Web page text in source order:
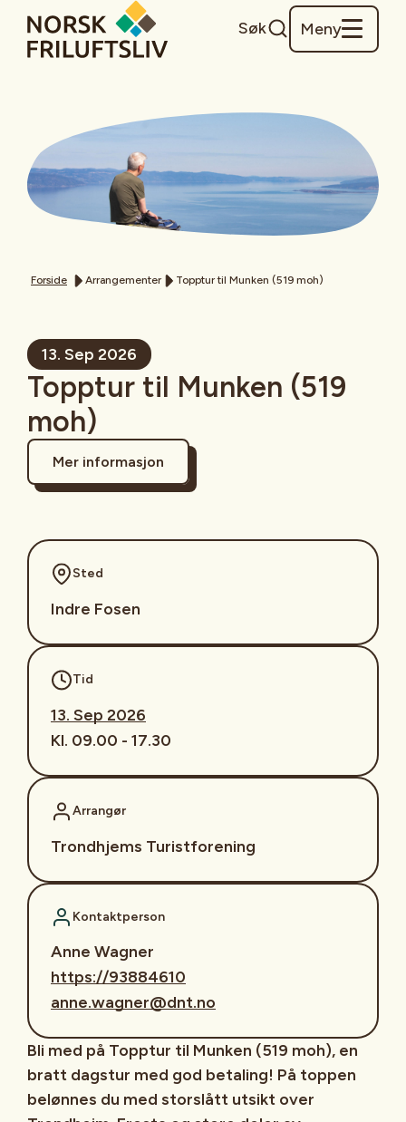
Søk Meny
Forside Arrangementer Topptur til Munken (519 moh)
13. Sep 2026
Topptur til Munken (519
moh)
Mer informasjon
Sted
Indre Fosen
Tid
13. Sep 2026
Kl. 09.00 - 17.30
Arrangør
Trondhjems Turistforening
Kontaktperson
Anne Wagner
https://93884610
anne.wagner@dnt.no
Bli med på Topptur til Munken (519 moh), en
bratt dagstur med god betaling! På toppen
belønnes du med storslått utsikt over